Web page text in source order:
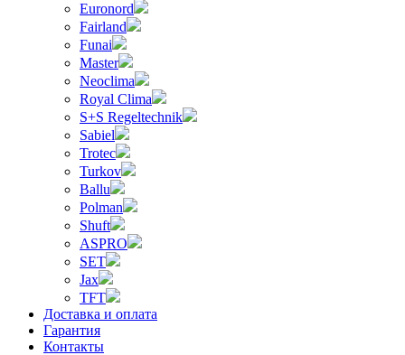
Euronord
Fairland
Funai
Master
Neoclima
Royal Clima
S+S Regeltechnik
Sabiel
Trotec
Turkov
Ballu
Polman
Shuft
ASPRO
SET
Jax
TFT
Доставка и оплата
Гарантия
Контакты